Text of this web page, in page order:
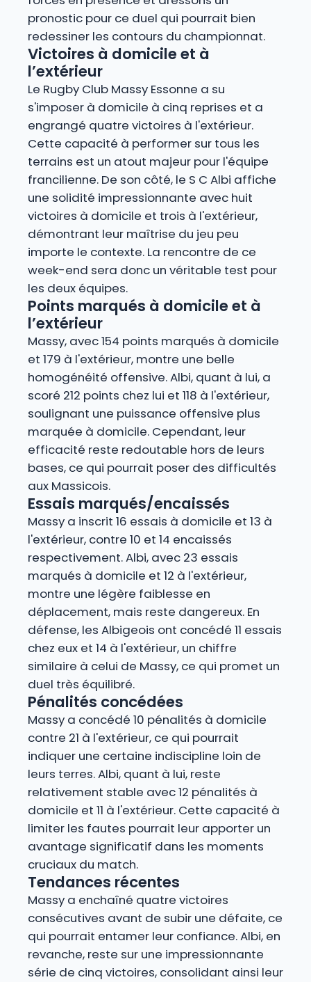
pronostic pour ce duel qui pourrait bien
redessiner les contours du championnat.
Victoires à domicile et à
l’extérieur
Le Rugby Club Massy Essonne a su
s'imposer à domicile à cinq reprises et a
engrangé quatre victoires à l'extérieur.
Cette capacité à performer sur tous les
terrains est un atout majeur pour l'équipe
francilienne. De son côté, le S C Albi affiche
une solidité impressionnante avec huit
victoires à domicile et trois à l'extérieur,
démontrant leur maîtrise du jeu peu
importe le contexte. La rencontre de ce
week-end sera donc un véritable test pour
les deux équipes.
Points marqués à domicile et à
l’extérieur
Massy, avec 154 points marqués à domicile
et 179 à l'extérieur, montre une belle
homogénéité offensive. Albi, quant à lui, a
scoré 212 points chez lui et 118 à l'extérieur,
soulignant une puissance offensive plus
marquée à domicile. Cependant, leur
efficacité reste redoutable hors de leurs
bases, ce qui pourrait poser des difficultés
aux Massicois.
Essais marqués/encaissés
Massy a inscrit 16 essais à domicile et 13 à
l'extérieur, contre 10 et 14 encaissés
respectivement. Albi, avec 23 essais
marqués à domicile et 12 à l'extérieur,
montre une légère faiblesse en
déplacement, mais reste dangereux. En
défense, les Albigeois ont concédé 11 essais
chez eux et 14 à l'extérieur, un chiffre
similaire à celui de Massy, ce qui promet un
duel très équilibré.
Pénalités concédées
Massy a concédé 10 pénalités à domicile
contre 21 à l'extérieur, ce qui pourrait
indiquer une certaine indiscipline loin de
leurs terres. Albi, quant à lui, reste
relativement stable avec 12 pénalités à
domicile et 11 à l'extérieur. Cette capacité à
limiter les fautes pourrait leur apporter un
avantage significatif dans les moments
cruciaux du match.
Tendances récentes
Massy a enchaîné quatre victoires
consécutives avant de subir une défaite, ce
qui pourrait entamer leur confiance. Albi, en
revanche, reste sur une impressionnante
série de cinq victoires, consolidant ainsi leur